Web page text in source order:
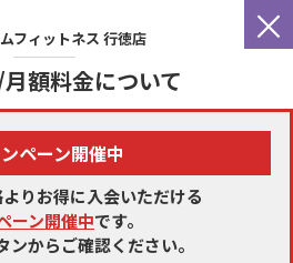
×
フィットネス 行徳店
額料金について
ペーン開催中
りお得に入会いただける
ーン開催中です。
ンからご確認ください。